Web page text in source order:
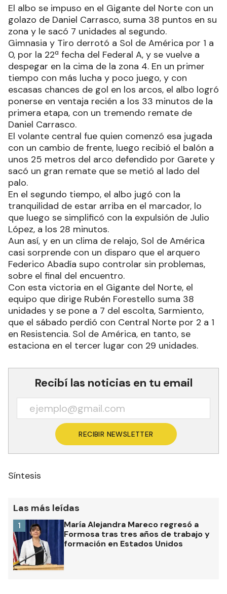
El albo se impuso en el Gigante del Norte con un
golazo de Daniel Carrasco, suma 38 puntos en su
zona y le sacó 7 unidades al segundo.
Gimnasia y Tiro derrotó a Sol de América por 1 a
0, por la 22ª fecha del Federal A, y se vuelve a
despegar en la cima de la zona 4. En un primer
tiempo con más lucha y poco juego, y con
escasas chances de gol en los arcos, el albo logró
ponerse en ventaja recién a los 33 minutos de la
primera etapa, con un tremendo remate de
Daniel Carrasco.
El volante central fue quien comenzó esa jugada
con un cambio de frente, luego recibió el balón a
unos 25 metros del arco defendido por Garete y
sacó un gran remate que se metió al lado del
palo.
En el segundo tiempo, el albo jugó con la
tranquilidad de estar arriba en el marcador, lo
que luego se simplificó con la expulsión de Julio
López, a los 28 minutos.
Aun así, y en un clima de relajo, Sol de América
casi sorprende con un disparo que el arquero
Federico Abadía supo controlar sin problemas,
sobre el final del encuentro.
Con esta victoria en el Gigante del Norte, el
equipo que dirige Rubén Forestello suma 38
unidades y se pone a 7 del escolta, Sarmiento,
que el sábado perdió con Central Norte por 2 a 1
en Resistencia. Sol de América, en tanto, se
estaciona en el tercer lugar con 29 unidades.
Recibí las noticias en tu email
RECIBIR NEWSLETTER
Síntesis
Las más leídas
María Alejandra Mareco regresó a
Formosa tras tres años de trabajo y
formación en Estados Unidos
1